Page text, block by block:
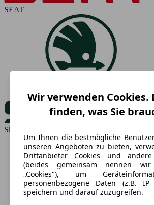
SEAT
Skoda
Wir verwenden Cookies.
finden, was Sie
Um Ihnen die bestmögliche
unseren Angeboten zu bieten,
Drittanbieter Cookies und andere
(beides gemeinsam nennen wir
„Cookies"), um
personenbezogene Daten (z.B.
speichern und darauf zuzugreifen.